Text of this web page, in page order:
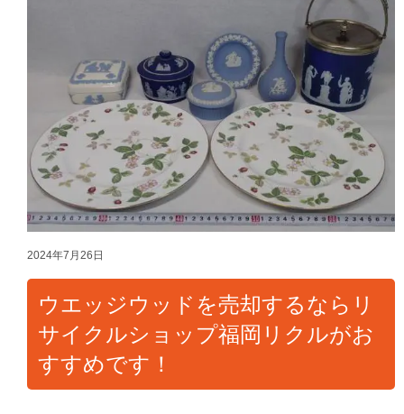
2024年7月26日
ウエッジウッドを売却するならリ
サイクルショップ福岡リクルがお
すすめです！